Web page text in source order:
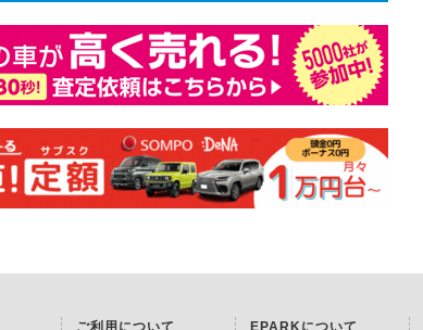
ご利用について EPARKについて